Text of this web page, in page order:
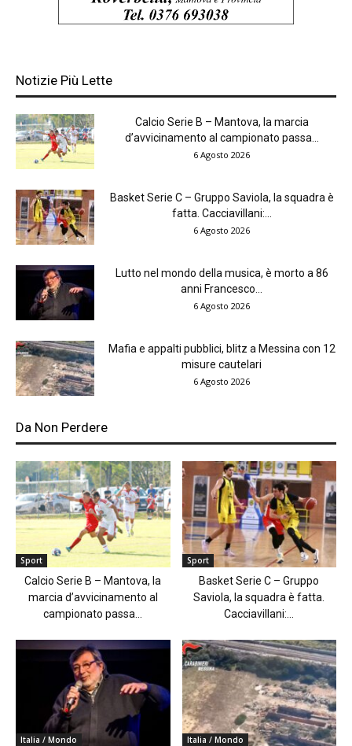
Notizie Più Lette
Calcio Serie B – Mantova, la marcia
d’avvicinamento al campionato passa...
6 Agosto 2026
Basket Serie C – Gruppo Saviola, la squadra è
fatta. Cacciavillani:...
6 Agosto 2026
Lutto nel mondo della musica, è morto a 86
anni Francesco...
6 Agosto 2026
Mafia e appalti pubblici, blitz a Messina con 12
misure cautelari
6 Agosto 2026
Da Non Perdere
Sport
Calcio Serie B – Mantova, la
marcia d’avvicinamento al
campionato passa...
Sport
Basket Serie C – Gruppo
Saviola, la squadra è fatta.
Cacciavillani:...
Italia / Mondo Italia / Mondo